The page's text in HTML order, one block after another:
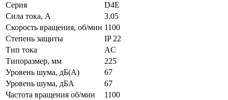
Серия
D4E
Сила тока, А
3.05
Скорость вращения, об/мин 1100
Степень защиты
IP 22
Тип тока
AC
Типоразмер, мм
225
Уровень шума, дБ(А)
67
Уровень шума, дБА
67
Частота вращения об/мин
1100